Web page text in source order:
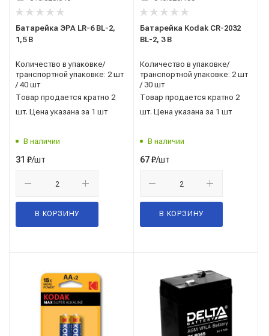
Батарейка ЭРА LR-6 BL-2,
1,5 В
Количество в упаковке/
транспортной упаковке: 2 шт
/ 40 шт
Товар продается кратно 2
шт. Цена указана за 1 шт
В наличии
31 ₽/шт
В КОРЗИНУ
Батарейка Kodak CR-2032
BL-2, 3 В
Количество в упаковке/
транспортной упаковке: 2 шт
/ 30 шт
Товар продается кратно 2
шт. Цена указана за 1 шт
В наличии
67₽/шт
В КОРЗИНУ